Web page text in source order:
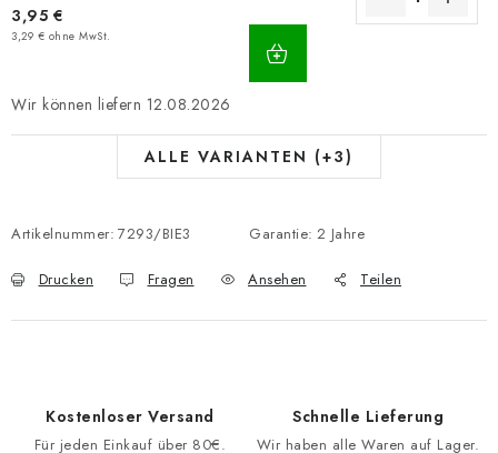
3,95 €
3,29 € ohne MwSt.
WARENKORB
12.08.2026
ALLE VARIANTEN (+3)
Artikelnummer: 7293/BIE3 Garantie: 2 Jahre
Drucken Fragen Ansehen Teilen
Kostenloser Versand
Für jeden Einkauf über 80€.
Schnelle Lieferung
Wir haben alle Waren auf Lager.